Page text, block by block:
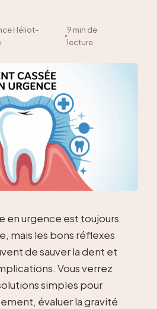
Héliot-
·
9 min de
lecture
en urgence est toujours
mais les bons réflexes
de sauver la dent et
Vous verrez
simples pour
évaluer la gravité